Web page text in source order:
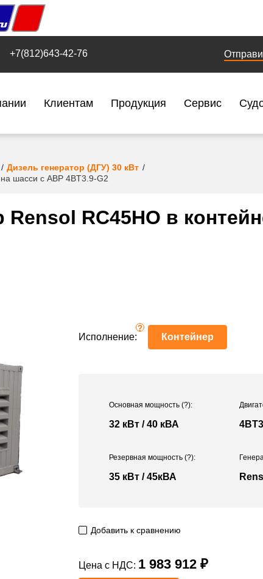
+7(812)643-42-76
Клиентам Продукция Сервис
Дизель генератор (ДГУ) 30 кВт
шасси с АВР 4BT3.9-G2
RC45HO в
Исполнение:
?
Контейнер
Основная мощность (?):
32 кВт / 40 кВА
Резервная мощность (?):
35 кВт / 45кВА
Добавить к сравнению
Цена с НДС: 1 983 912 ₽